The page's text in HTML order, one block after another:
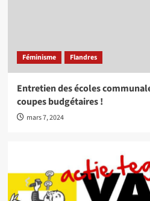
Féminisme Flandres
Entretien des écoles
coupes budgétaires !
mars 7, 2024